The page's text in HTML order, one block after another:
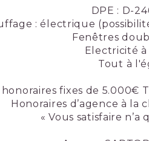
DPE : D-
: électrique
Fenêtres
Electricité à
Tout à
honoraires fixes de
Honoraires d’agence à la
« Vous satisfaire n’a